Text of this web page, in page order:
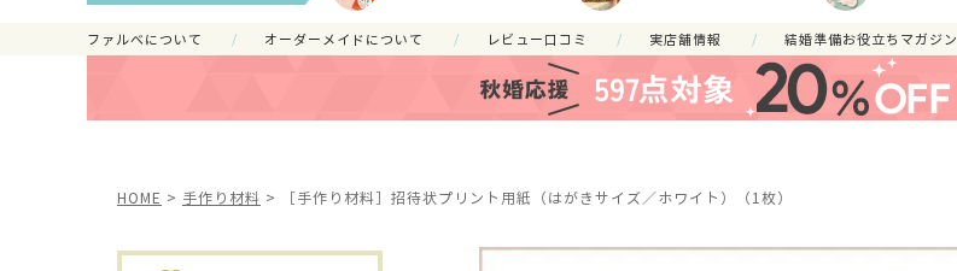
ファルべについて オーダーメイドについて レビュー口コミ 実店舗情報 結婚準備お役立ちマガジン
HOME 手作り材料 ［手作り材料］招待状プリント用紙（はがきサイズ／ホワイト）（1枚）